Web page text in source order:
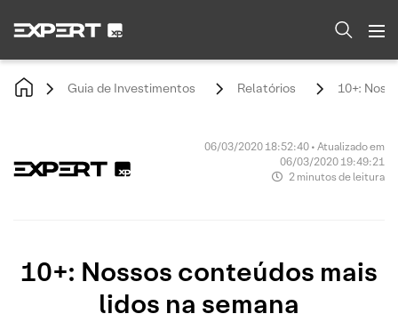
Guia de Investimentos Relatórios 10+:
06/03/2020 18:52:40 • Atualizado em
06/03/2020 19:49:21
2 minutos de leitura
10+: Nossos conteúdos mais
lidos na semana